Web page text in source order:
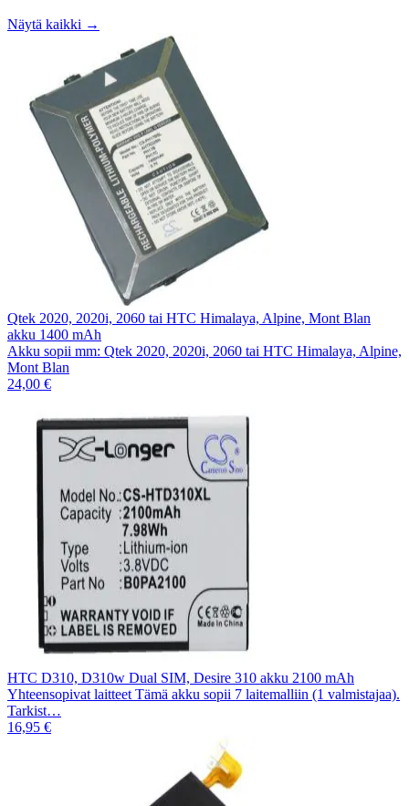
Näytä kaikki →
Qtek 2020, 2020i, 2060 tai HTC Himalaya, Alpine, Mont Blan
akku 1400 mAh
Akku sopii mm: Qtek 2020, 2020i, 2060 tai HTC Himalaya, Alpine,
Mont Blan
24,00 €
HTC D310, D310w Dual SIM, Desire 310 akku 2100 mAh
Yhteensopivat laitteet Tämä akku sopii 7 laitemalliin (1 valmistajaa).
Tarkist…
16,95 €